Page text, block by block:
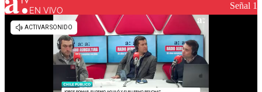
Los comentarios son moderados para garantizar un
diálogo respetuoso.
EN VIVO Señal 1